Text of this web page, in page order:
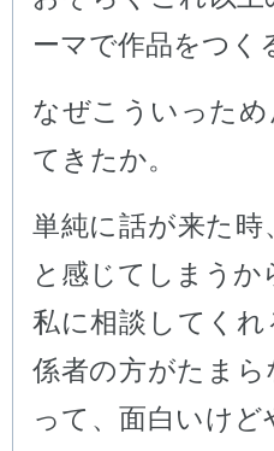
ーマで作品をつく
なぜこういった
てきたか。
単純に話が来た
と感じてしまうか
私に相談してく
係者の方がたま
って、面白いけ